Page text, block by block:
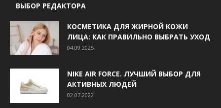
ВЫБОР РЕДАКТОРА
КОСМЕТИКА ДЛЯ ЖИРНОЙ КОЖИ
ЛИЦА: КАК ПРАВИЛЬНО ВЫБРАТЬ УХОД
04.09.2025
NIKE AIR FORCE. ЛУЧШИЙ ВЫБОР ДЛЯ
АКТИВНЫХ ЛЮДЕЙ
02.07.2022